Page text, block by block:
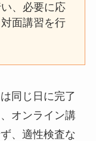
、必要に応
面講習を行
同じ日に完了
オンライン講
、適性検査な